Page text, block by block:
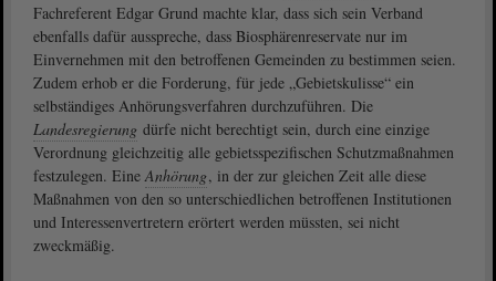
Fachreferent Edgar Grund machte klar, dass sich sein Verband
ebenfalls dafür ausspreche, dass Biosphärenreservate nur im
Einvernehmen mit den betroffenen Gemeinden zu bestimmen seien.
Zudem erhob er die Forderung, für jede „Gebietskulisse“ ein
selbständiges Anhörungsverfahren durchzuführen. Die
Landesregierung dürfe nicht berechtigt sein, durch eine einzige
Verordnung gleichzeitig alle gebietsspezifischen Schutzmaßnahmen
festzulegen. Eine Anhörung, in der zur gleichen Zeit alle diese
Maßnahmen von den so unterschiedlichen betroffenen Institutionen
und Interessenvertretern erörtert werden müssten, sei nicht
zweckmäßig.